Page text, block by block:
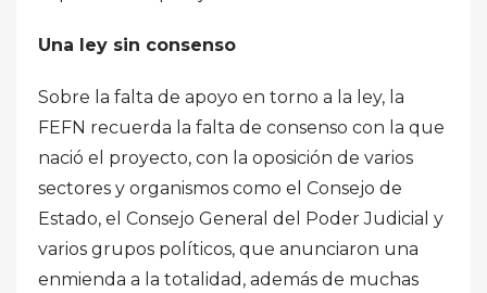
Una ley sin consenso
Sobre la falta de apoyo en torno a la ley, la
FEFN recuerda la falta de consenso con la que
nació el proyecto, con la oposición de varios
sectores y organismos como el Consejo de
Estado, el Consejo General del Poder Judicial y
varios grupos políticos, que anunciaron una
enmienda a la totalidad, además de muchas